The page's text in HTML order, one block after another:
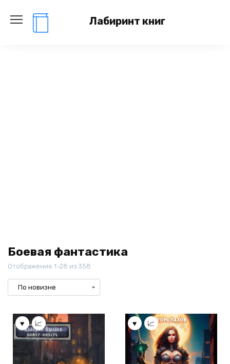
содержанию
Лабиринт книг
Боевая фантастика
Отображение 1–28 из 358